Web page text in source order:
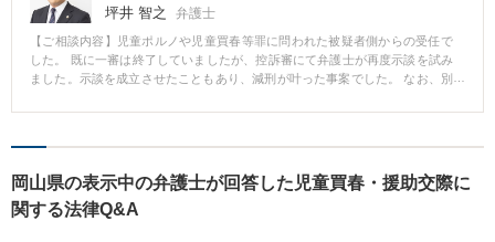
というところがまず一つ目のポイントであったと思います。 また併せて，本
件においてはご家族の支えが何よりの大きかった要素だと思っております
し，それを裁判所や検察庁に代弁するという作業が実を結んだのではないか
と考えています。特に事案の性質上，ご家族の協力を得にくい場合もあろう
かとは思いますが，そこについはて弁護士が仲介役を務めることも可能だと
坪井 智之
弁護士
【ご相談内容】児童ポルノや児童買春等罪に問われた被疑者側からの受任で
した。 既に一審は終了していましたが、控訴審にて弁護士が再度示談を試み
ました。示談を成立させたこともあり、減刑が叶った事案でした。 なお、別
審において上告保釈を請求し、保釈が認められた事案もございます。既に判
岡山県の表示中の弁護士が回答した児童買春・援助交際に
関する法律Q&A